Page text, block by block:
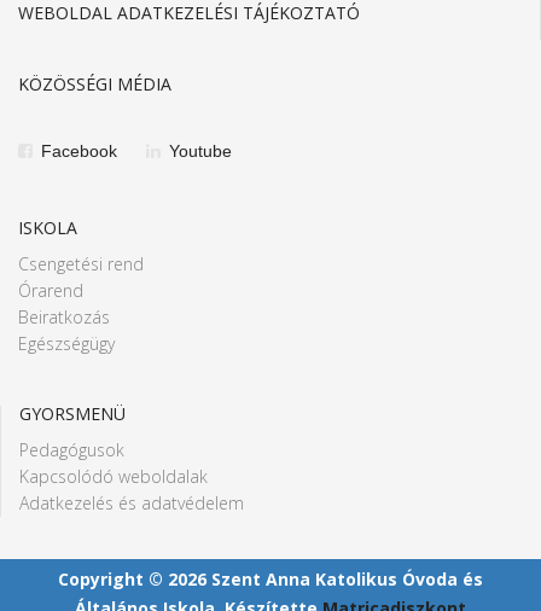
WEBOLDAL ADATKEZELÉSI TÁJÉKOZTATÓ
KÖZÖSSÉGI MÉDIA
Facebook Youtube
ISKOLA
Csengetési rend
Órarend
Beiratkozás
Egészségügy
GYORSMENÜ
Pedagógusok
Kapcsolódó weboldalak
Adatkezelés és adatvédelem
Copyright © 2026 Szent Anna Katolikus Óvoda és